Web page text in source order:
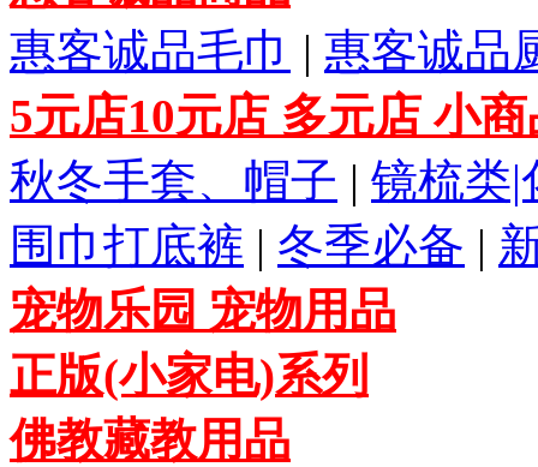
惠客诚品毛巾 | 惠客诚品
5元店10元店 多元店 小
秋冬手套、帽子 | 镜梳类|
围巾打底裤 | 冬季必备 |
宠物乐园 宠物用品
正版(小家电)系列
佛教藏教用品